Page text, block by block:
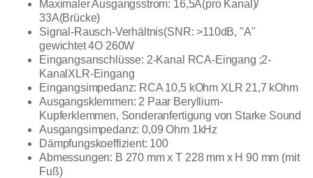
Maximaler Ausgangsstrom: 16,5A(pro Kanal)/
33A(Brücke)
Signal-Rausch-Verhältnis(SNR: >110dB, "A"
gewichtet 4O 260W
Eingangsanschlüsse: 2-Kanal RCA-Eingang ;2-
KanalXLR-Eingang
Eingangsimpedanz: RCA 10,5 kOhm XLR 21,7 kOhm
Ausgangsklemmen: 2 Paar Beryllium-
Kupferklemmen, Sonderanfertigung von Starke Sound
Ausgangsimpedanz: 0,09 Ohm 1kHz
Dämpfungskoeffizient: 100
Abmessungen: B 270 mm x T 228 mm x H 90 mm (mit
Fuß)